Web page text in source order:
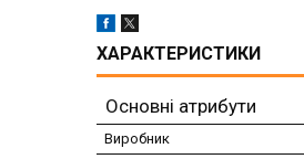
ХАРАКТЕРИСТИКИ
Основні атрибути
Виробник